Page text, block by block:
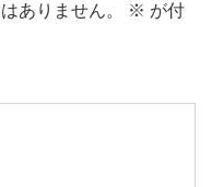
ありません。 ※ が付